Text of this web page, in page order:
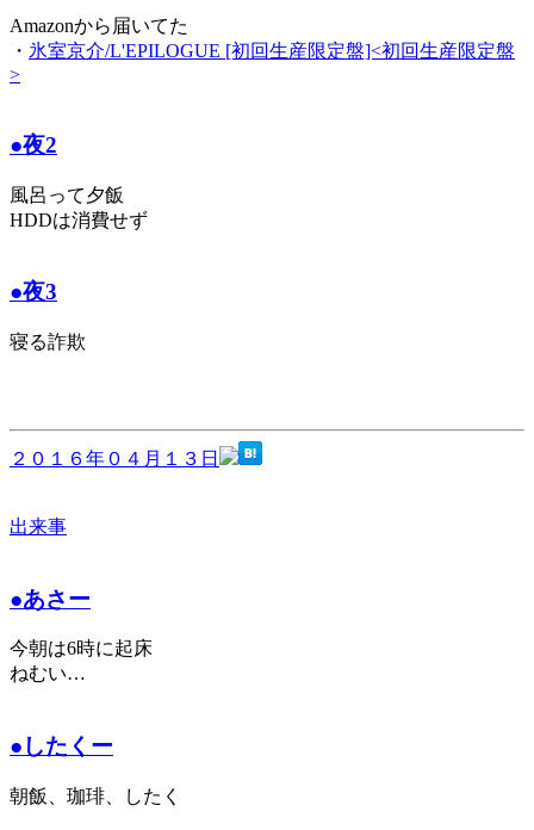
Amazonから届いてた
・ 氷室京介/L'EPILOGUE [初回生産限定盤]<初回生産限定盤
>
●夜2
風呂って夕飯
HDDは消費せず
●夜3
寝る詐欺
２０１６年０４月１３日
出来事
●あさー
今朝は6時に起床
ねむい…
●したくー
朝飯、珈琲、したく